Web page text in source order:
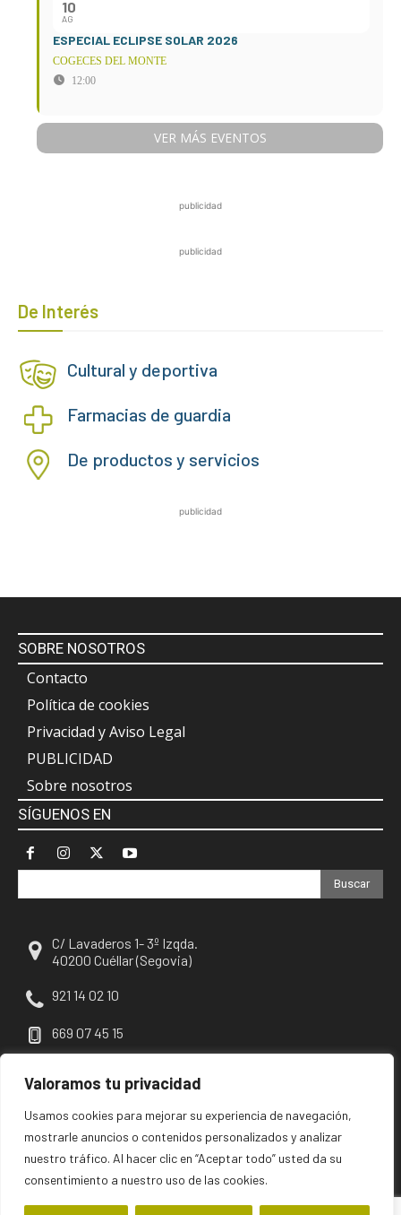
Valoramos tu privacidad
Usamos cookies para mejorar su experiencia de navegación,
mostrarle anuncios o contenidos personalizados y analizar
nuestro tráfico. Al hacer clic en “Aceptar todo” usted da su
consentimiento a nuestro uso de las cookies.
10
AG
ESPECIAL ECLIPSE SOLAR 2026
COGECES DEL MONTE
12:00
VER MÁS EVENTOS
publicidad
publicidad
De Interés
Cultural y deportiva
Farmacias de guardia
De productos y servicios
publicidad
SOBRE NOSOTROS
Contacto
Política de cookies
Privacidad y Aviso Legal
PUBLICIDAD
Sobre nosotros
SÍGUENOS EN
Buscar
C/ Lavaderos 1- 3º Izqda.
40200 Cuéllar (Segovia)
921 14 02 10
669 07 45 15